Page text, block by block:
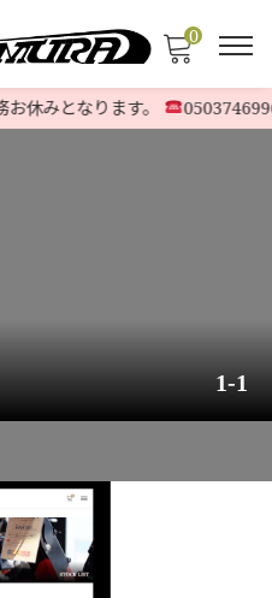
0
休みとなります。
1-1